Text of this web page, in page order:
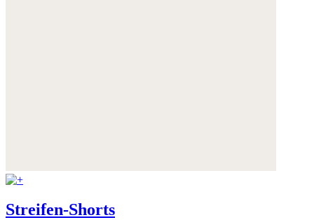
Streifen-Shorts